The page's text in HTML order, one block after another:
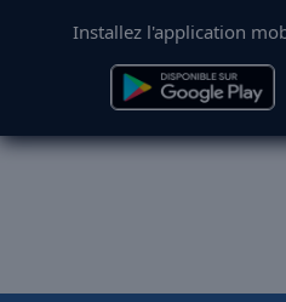
Installez l'application